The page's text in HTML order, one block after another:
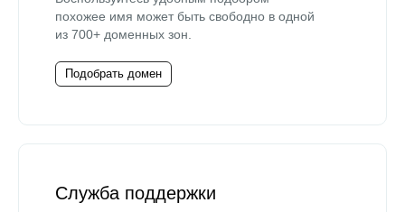
похожее имя может быть свободно в одной
из 700+ доменных зон.
Подобрать домен
Служба поддержки